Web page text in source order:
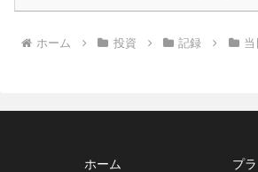
ホーム 投資 記録 当
ホーム
プ